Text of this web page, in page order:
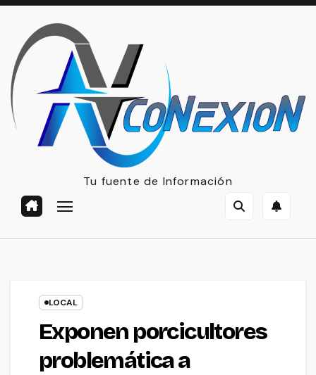
Tu fuente de Información
LOCAL
Exponen porcicultores
problemática a